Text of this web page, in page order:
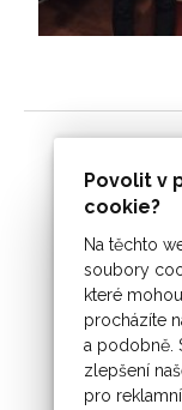
Povolit v
cookie?
Na těchto
soubory
které
procházíte
a podobně.
zlepšení
pro